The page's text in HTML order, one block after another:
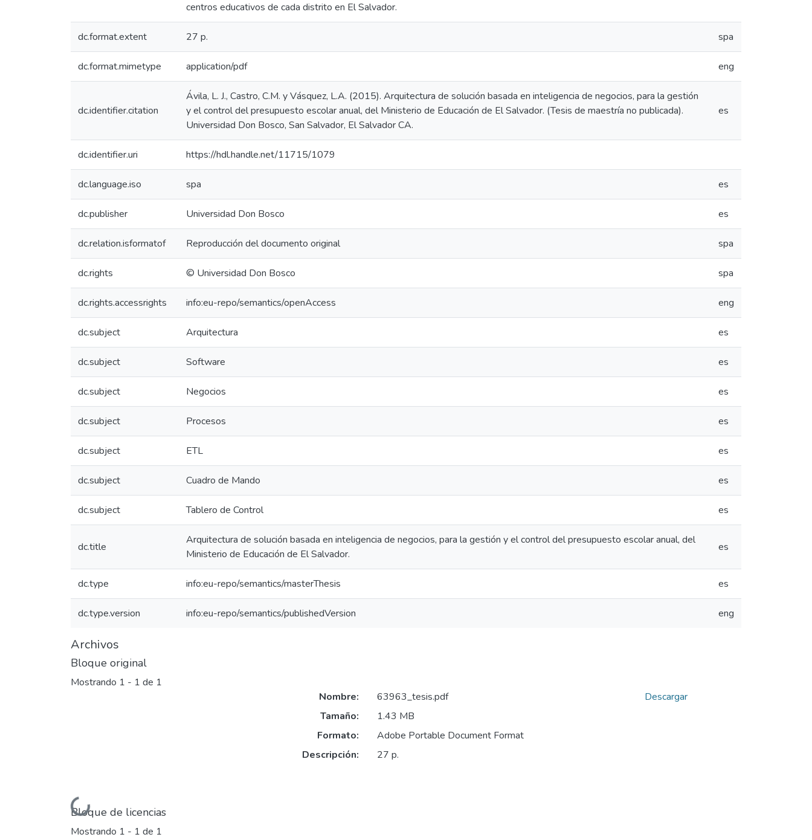
centros educativos de cada distrito en El Salvador.
dc.format.extent 27 p. spa
dc.format.mimetype application/pdf eng
dc.identifier.citation
Ávila, L. J., Castro, C.M. y Vásquez, L.A. (2015). Arquitectura de solución basada en inteligencia de negocios, para la gestión
y el control del presupuesto escolar anual, del Ministerio de Educación de El Salvador. (Tesis de maestría no publicada).
Universidad Don Bosco, San Salvador, El Salvador CA.
es
dc.identifier.uri https://hdl.handle.net/11715/1079
dc.language.iso spa es
dc.publisher Universidad Don Bosco es
dc.relation.isformatof Reproducción del documento original spa
dc.rights © Universidad Don Bosco spa
dc.rights.accessrights info:eu-repo/semantics/openAccess eng
dc.subject Arquitectura es
dc.subject Software es
dc.subject Negocios es
dc.subject Procesos es
dc.subject ETL es
dc.subject Cuadro de Mando es
dc.subject Tablero de Control es
dc.title
Arquitectura de solución basada en inteligencia de negocios, para la gestión y el control del presupuesto escolar anual, del
Ministerio de Educación de El Salvador.
es
dc.type info:eu-repo/semantics/masterThesis es
dc.type.version info:eu-repo/semantics/publishedVersion eng
Archivos
Bloque original
Mostrando 1 - 1 de 1
Cargando...
Nombre:
63963_tesis.pdf
Tamaño:
1.43 MB
Formato:
Adobe Portable Document Format
Descripción:
27 p.
Descargar
Bloque de licencias
Mostrando 1 - 1 de 1